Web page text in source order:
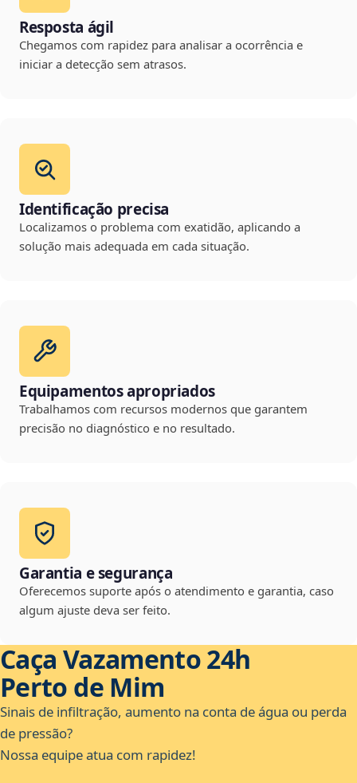
Resposta ágil
Chegamos com rapidez para analisar a ocorrência e
iniciar a detecção sem atrasos.
Identificação precisa
Localizamos o problema com exatidão, aplicando a
solução mais adequada em cada situação.
Equipamentos apropriados
Trabalhamos com recursos modernos que garantem
precisão no diagnóstico e no resultado.
Garantia e segurança
Oferecemos suporte após o atendimento e garantia, caso
algum ajuste deva ser feito.
Caça Vazamento 24h
Perto de Mim
Sinais de infiltração, aumento na conta de água ou perda
de pressão?
Nossa equipe atua com rapidez!